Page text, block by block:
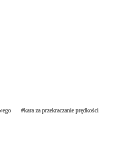
#kara za przekraczanie prędkości